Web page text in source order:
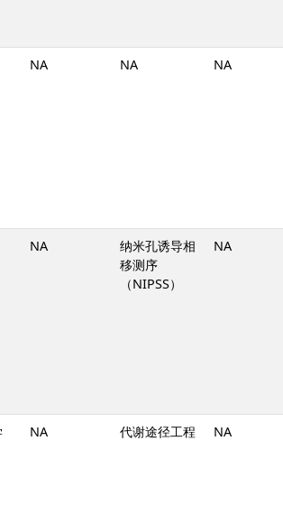
NA NA NA
NA
纳米孔诱导相
移测序
（NIPSS）
NA
NA 代谢途径工程 NA